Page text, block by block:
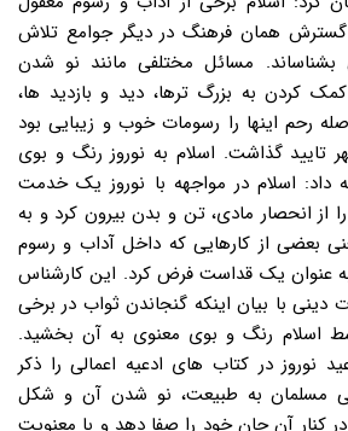
گسترش همان فرهنگ در دیگر جوامع تلاش
بشناساند. مسائل مختلفی مانند نو شدن
کردن به بزرگ ترها، دید و بازدید ها،
رحم اینها را رسومات خوب و زیبایی بود
تایید گذاشت. اسلام به نوروز رنگ و بوی
داد: اسلام در مواجهه با نوروز یک خدمت
را از انحصار مادی، تن و بدن بیرون کرد و به
بعضی از کارهایی که داخل آداب و رسوم
به عنوان یک قداست فرض کرد. این کارشناس
دینی با بیان اینکه گنجاندن ثواب در برخی
اسلام رنگ و بوی معنوی به آن بخشید.
نوروز در کتاب های ادعیه اعمالی را ذکر
مسلمان به طبیعت، نو شدن آن و شکل
کنار آن جان خود را صفا دهد و با معنویت